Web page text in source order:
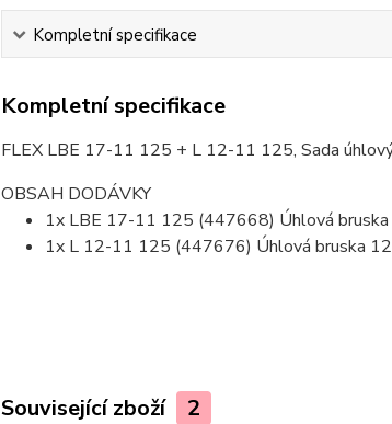
Kompletní specifikace
Kompletní specifikace
FLEX LBE 17-11 125 + L 12-11 125, Sada
OBSAH DODÁVKY
1x LBE 17-11 125 (447668) Úhlová
1x L 12-11 125 (447676) Úhlová bruska
Související zboží 2